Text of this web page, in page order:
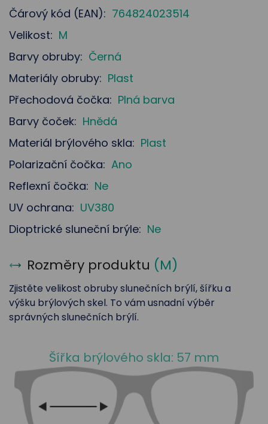
Čárový kód (EAN): 764824023514
Velikost: M
Barvy obruby: Černá
Materiály obruby: Plast
Přechodová čočka: Plná barva
Barvy čoček: Hnědá
Materiál brýlového skla: Plast
Polarizační čočka: Ano
Reflexní čočka: Ne
UV ochrana: UV380
Dioptrické sluneční brýle: Ne
Rozměry produktu (M)
Zjistěte velikost obruby slunečních brýlí, šířku a
výšku brýlových skel. To vám usnadní výběr
správných slunečních brýlí.
Šířka brýlového skla: 57 mm